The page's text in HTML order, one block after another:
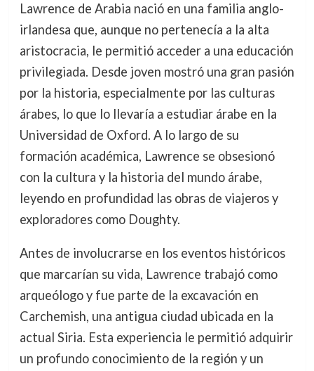
Lawrence de Arabia nació en una familia anglo-
irlandesa que, aunque no pertenecía a la alta
aristocracia, le permitió acceder a una educación
privilegiada. Desde joven mostró una gran pasión
por la historia, especialmente por las culturas
árabes, lo que lo llevaría a estudiar árabe en la
Universidad de Oxford. A lo largo de su
formación académica, Lawrence se obsesionó
con la cultura y la historia del mundo árabe,
leyendo en profundidad las obras de viajeros y
exploradores como Doughty.
Antes de involucrarse en los eventos históricos
que marcarían su vida, Lawrence trabajó como
arqueólogo y fue parte de la excavación en
Carchemish, una antigua ciudad ubicada en la
actual Siria. Esta experiencia le permitió adquirir
un profundo conocimiento de la región y un